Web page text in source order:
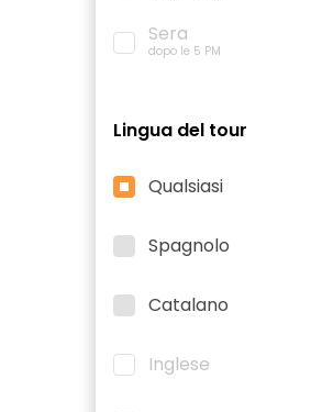
Sera
dopo le 5 PM
Lingua del tour
Qualsiasi
Spagnolo
Catalano
Inglese